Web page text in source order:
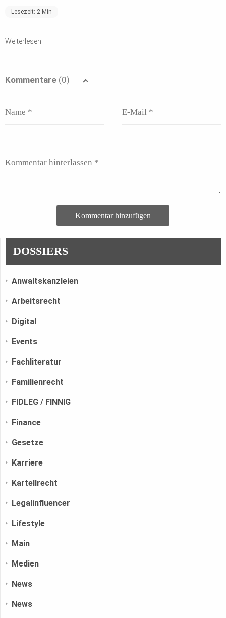
Lesezeit: 2 Min
Weiterlesen
Kommentare (0)
Kommentar hinzufügen
DOSSIERS
Anwaltskanzleien
Arbeitsrecht
Digital
Events
Fachliteratur
Familienrecht
FIDLEG / FINNIG
Finance
Gesetze
Karriere
Kartellrecht
Legalinfluencer
Lifestyle
Main
Medien
News
News